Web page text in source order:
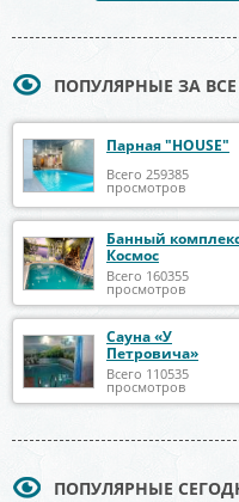
ПОПУЛЯРНЫЕ ЗА
Парная "HOUSE"
Всего 259385
просмотров
Банный
Космос
Всего 160355
просмотров
Сауна «У
Петровича»
Всего 110535
просмотров
ПОПУЛЯРНЫЕ